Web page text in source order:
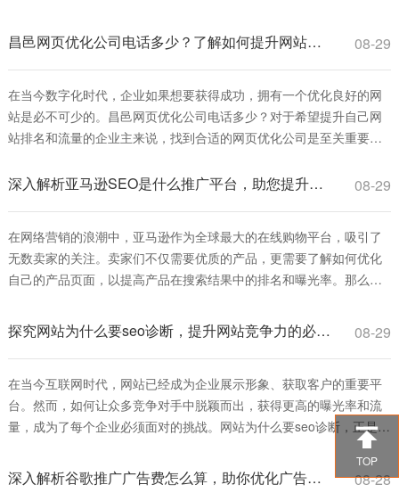

TOP
并提升其在搜索引擎结果页面（SERP）中的排名所需支付的费用，这
些费用可能包括服务注册费、
昌邑网页优化公司电话多少？了解如何提升网站排名和流量 08-29
在当今数字化时代，企业如果想要获得成功，拥有一个优化良好的网
站是必不可少的。昌邑网页优化公司电话多少？对于希望提升自己网
站排名和流量的企业主来说，找到合适的网页优化公司是至关重要
页优化服务。 首先，网页优化是指通过一系列技术手段和策略，使得
深入解析亚马逊SEO是什么推广平台，助您提升产品曝光率 08-29
在网络营销的浪潮中，亚马逊作为全球最大的在线购物平台，吸引了
无数卖家的关注。卖家们不仅需要优质的产品，更需要了解如何优化
自己的产品页面，以提高产品在搜索结果中的排名和曝光率。那么，
念及其在推广中的重要性。 首先，我们来了解什么是亚马逊SEO。
SEO（Search Engine Optimization）即搜索引擎优化，是一种通过
探究网站为什么要seo诊断，提升网站竞争力的必由之路 08-29
在当今互联网时代，网站已经成为企业展示形象、获取客户的重要平
台。然而，如何让众多竞争对手中脱颖而出，获得更高的曝光率和流
量，成为了每个企业必须面对的挑战。网站为什么要seo诊断，正是为
了解决这一问题。SEO（搜索引擎优化）诊断能够帮助网站发现自身
存在的问题，从而进行针对性的改进，提高在搜索引擎中的排名。 首
先，网站为什么要seo诊断，可以帮助企业了解当前的SEO状态。通过
深入解析谷歌推广广告费怎么算，助你优化广告预算策略 08-28